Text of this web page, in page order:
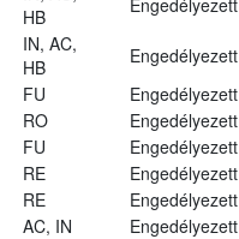
HB
IN, AC,
HB
Engedélyezett
FU Engedélyezett
RO Engedélyezett
FU Engedélyezett
RE Engedélyezett
RE Engedélyezett
AC, IN Engedélyezett